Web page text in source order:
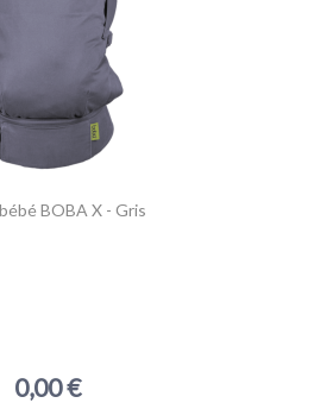
BOBA X - Gris
0,00 €